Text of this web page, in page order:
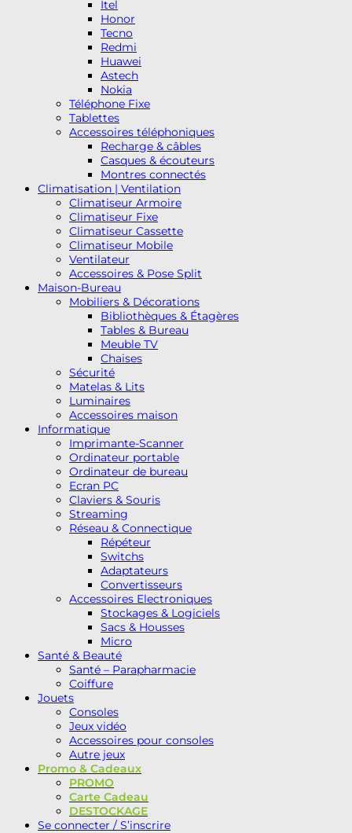
Itel
Honor
Tecno
Redmi
Huawei
Astech
Nokia
Téléphone Fixe
Tablettes
Accessoires téléphoniques
Recharge & câbles
Casques & écouteurs
Montres connectés
Climatisation | Ventilation
Climatiseur Armoire
Climatiseur Fixe
Climatiseur Cassette
Climatiseur Mobile
Ventilateur
Accessoires & Pose Split
Maison-Bureau
Mobiliers & Décorations
Bibliothèques & Étagères
Tables & Bureau
Meuble TV
Chaises
Sécurité
Matelas & Lits
Luminaires
Accessoires maison
Informatique
Imprimante-Scanner
Ordinateur portable
Ordinateur de bureau
Ecran PC
Claviers & Souris
Streaming
Réseau & Connectique
Répéteur
Switchs
Adaptateurs
Convertisseurs
Accessoires Electroniques
Stockages & Logiciels
Sacs & Housses
Micro
Santé & Beauté
Santé – Parapharmacie
Coiffure
Jouets
Consoles
Jeux vidéo
Accessoires pour consoles
Autre jeux
Promo & Cadeaux
PROMO
Carte Cadeau
DESTOCKAGE
Se connecter / S’inscrire